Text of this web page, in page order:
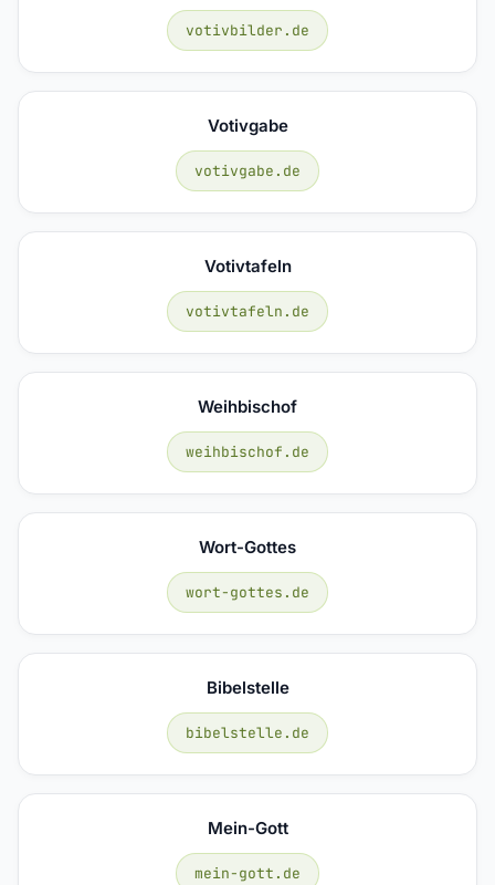
votivbilder.de
Votivgabe
votivgabe.de
Votivtafeln
votivtafeln.de
Weihbischof
weihbischof.de
Wort-Gottes
wort-gottes.de
Bibelstelle
bibelstelle.de
Mein-Gott
mein-gott.de